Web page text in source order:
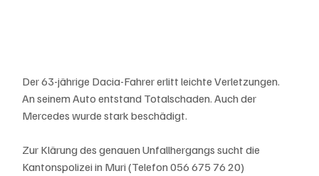
Der 63-jährige Dacia-Fahrer erlitt leichte Verletzungen.
An seinem Auto entstand Totalschaden. Auch der
Mercedes wurde stark beschädigt.
Zur Klärung des genauen Unfallhergangs sucht die
Kantonspolizei in Muri (Telefon 056 675 76 20)